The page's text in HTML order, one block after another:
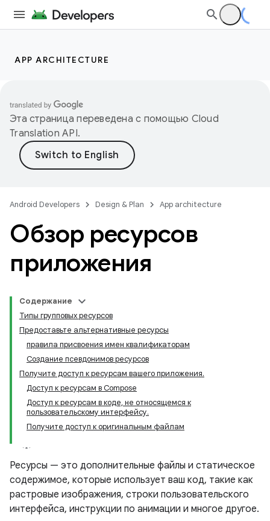
APP ARCHITECTURE
Эта страница переведена с помощью Cloud
Translation API.
Android Developers Design & Plan App architecture
Обзор ресурсов
приложения
Содержание
Типы групповых ресурсов
Предоставьте альтернативные ресурсы
правила присвоения имен квалификаторам
Создание псевдонимов ресурсов
Получите доступ к ресурсам вашего приложения.
Доступ к ресурсам в Compose
Доступ к ресурсам в коде, не относящемся к
пользовательскому интерфейсу.
Получите доступ к оригинальным файлам
Ресурсы — это дополнительные файлы и статическое
содержимое, которые использует ваш код, такие как
растровые изображения, строки пользовательского
интерфейса, инструкции по анимации и многое другое.